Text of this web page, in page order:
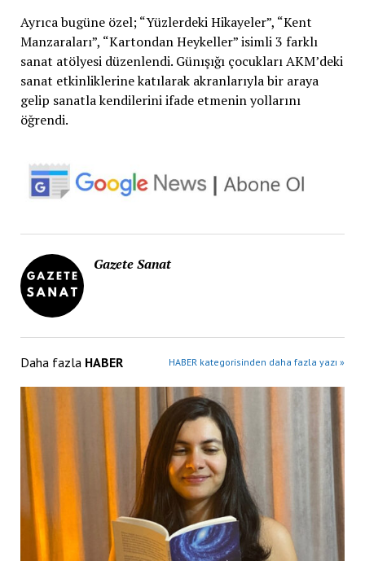
Ayrıca bugüne özel; “Yüzlerdeki Hikayeler”, “Kent
Manzaraları”, “Kartondan Heykeller” isimli 3 farklı
sanat atölyesi düzenlendi. Günışığı çocukları AKM’deki
sanat etkinliklerine katılarak akranlarıyla bir araya
gelip sanatla kendilerini ifade etmenin yollarını
öğrendi.
Gazete Sanat
Daha fazla HABER HABER kategorisinden daha fazla yazı »